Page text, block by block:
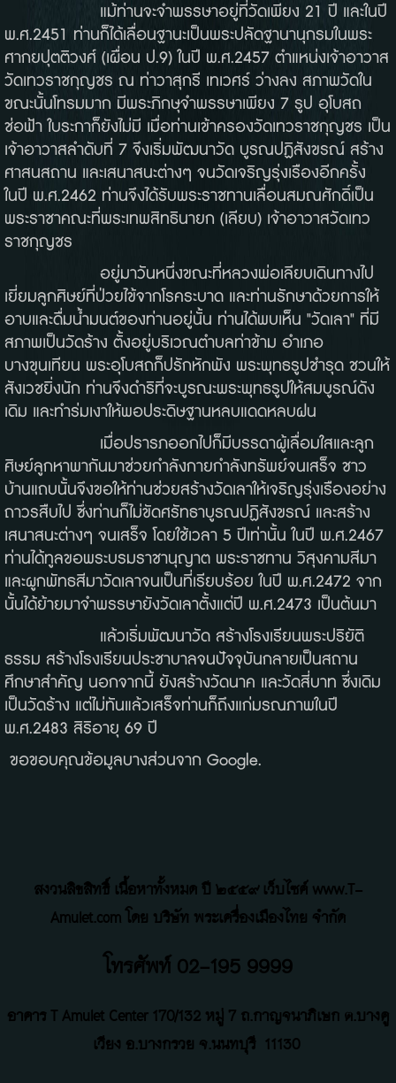
แม้ท่านจะจำพรรษาอยู่ที่วัดเพียง 21 ปี และในปี
พ.ศ.2451 ท่านก็ได้เลื่อนฐานะเป็นพระปลัดฐานานุกรมในพระ
ศากยปุตติวงศ์ (เผื่อน ป.9) ในปี พ.ศ.2457 ตำแหน่งเจ้าอาวาส
วัดเทวราชกุญชร ณ ท่าวาสุกรี เทเวศร์ ว่างลง สภาพวัดใน
ขณะนั้นโทรมมาก มีพระภิกษุจำพรรษาเพียง 7 รูป อุโบสถ
ช่อฟ้า ใบระกาก็ยังไม่มี เมื่อท่านเข้าครองวัดเทวราชกุญชร เป็น
เจ้าอาวาสลำดับที่ 7 จึงเริ่มพัฒนาวัด บูรณปฏิสังขรณ์ สร้าง
ศาสนสถาน และเสนาสนะต่างๆ จนวัดเจริญรุ่งเรืองอีกครั้ง
ในปี พ.ศ.2462 ท่านจึงได้รับพระราชทานเลื่อนสมณศักดิ์เป็น
พระราชาคณะที่พระเทพสิทธินายก (เลียบ) เจ้าอาวาสวัดเทว
ราชกุญชร
อยู่มาวันหนึ่งขณะที่หลวงพ่อเลียบเดินทางไป
เยี่ยมลูกศิษย์ที่ป่วยไข้จากโรคระบาด และท่านรักษาด้วยการให้
อาบและดื่มน้ำมนต์ของท่านอยู่นั้น ท่านได้พบเห็น "วัดเลา" ที่มี
สภาพเป็นวัดร้าง ตั้งอยู่บริเวณตำบลท่าข้าม อำเภอ
บางขุนเทียน พระอุโบสถก็ปรักหักพัง พระพุทธรูปชำรุด ชวนให้
สังเวชยิ่งนัก ท่านจึงดำริที่จะบูรณะพระพุทธรูปให้สมบูรณ์ดัง
เดิม และทำร่มเงาให้พอประดิษฐานหลบแดดหลบฝน
เมื่อปรารภออกไปก็มีบรรดาผู้เลื่อมใสและลูก
ศิษย์ลูกหาพากันมาช่วยกำลังกายกำลังทรัพย์จนเสร็จ ชาว
บ้านแถบนั้นจึงขอให้ท่านช่วยสร้างวัดเลาให้เจริญรุ่งเรืองอย่าง
ถาวรสืบไป ซึ่งท่านก็ไม่ขัดศรัทธาบูรณปฏิสังขรณ์ และสร้าง
เสนาสนะต่างๆ จนเสร็จ โดยใช้เวลา 5 ปีเท่านั้น ในปี พ.ศ.2467
ท่านได้ทูลขอพระบรมราชานุญาต พระราชทาน วิสุงคามสีมา
และผูกพัทธสีมาวัดเลาจนเป็นที่เรียบร้อย ในปี พ.ศ.2472 จาก
นั้นได้ย้ายมาจำพรรษายังวัดเลาตั้งแต่ปี พ.ศ.2473 เป็นต้นมา
แล้วเริ่มพัฒนาวัด สร้างโรงเรียนพระปริยัติ
ธรรม สร้างโรงเรียนประชาบาลจนปัจจุบันกลายเป็นสถาน
ศึกษาสำคัญ นอกจากนี้ ยังสร้างวัดนาค และวัดสี่บาท ซึ่งเดิม
เป็นวัดร้าง แต่ไม่ทันแล้วเสร็จท่านก็ถึงแก่มรณภาพในปี
พ.ศ.2483 สิริอายุ 69 ปี
ขอขอบคุณข้อมูลบางส่วนจาก Google.
สงวนลิขสิทธิ์ เนื้อหาทั้งหมด ปี ๒๕๕๙ เว็บไซค์ www.T-
Amulet.com โดย บริษัท พระเครื่องเมืองไทย จำกัด
โทรศัพท์ 02-195 9999
อาคาร T Amulet Center170/132 หมู่ 7 ถ.กาญจนาภิเษก ต.บางคู
เวียง อ.บางกรวย จ.นนทบุรี 11130